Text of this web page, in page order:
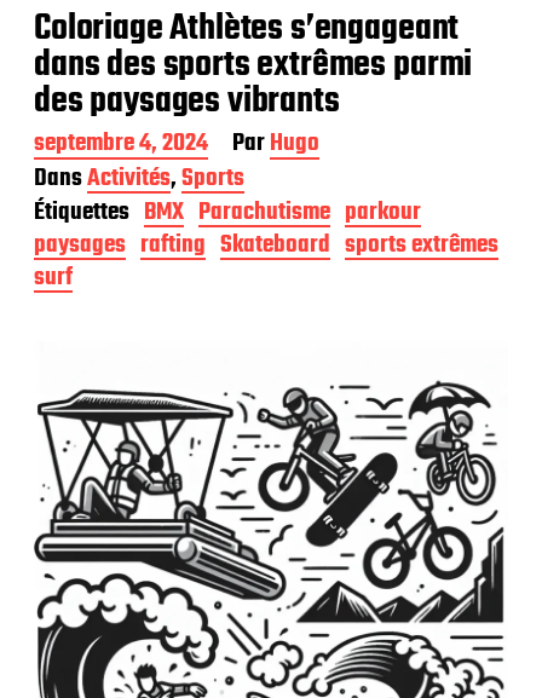
Coloriage Athlètes s’engageant
dans des sports extrêmes parmi
des paysages vibrants
D
a
t
e
d
e
p
c
a
o
n
septembre 4, 2024 ParHugo
DansActivités,Sports
Étiquettes BMX Parachutisme parkour
paysages rafting Skateboard sports extrêmes
surf